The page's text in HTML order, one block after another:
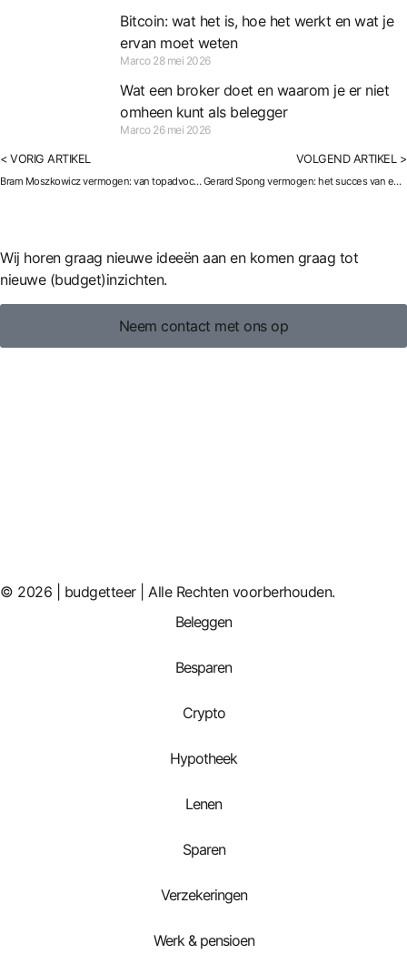
Bitcoin: wat het is, hoe het werkt en wat je
ervan moet weten
Marco 28 mei 2026
Wat een broker doet en waarom je er niet
omheen kunt als belegger
Marco 26 mei 2026
< VORIG ARTIKEL
Bram Moszkowicz vermogen: van topadvocaat tot bekende Nederlander
VOLGEND ARTIKEL >
Gerard Spong vermogen: het succes van een bekende strafrechtadvocaat
Wij horen graag nieuwe ideeën aan en komen graag tot
nieuwe (budget)inzichten.
Neem contact met ons op
© 2026 | budgetteer | Alle Rechten voorberhouden.
Beleggen
Besparen
Crypto
Hypotheek
Lenen
Sparen
Verzekeringen
Werk & pensioen